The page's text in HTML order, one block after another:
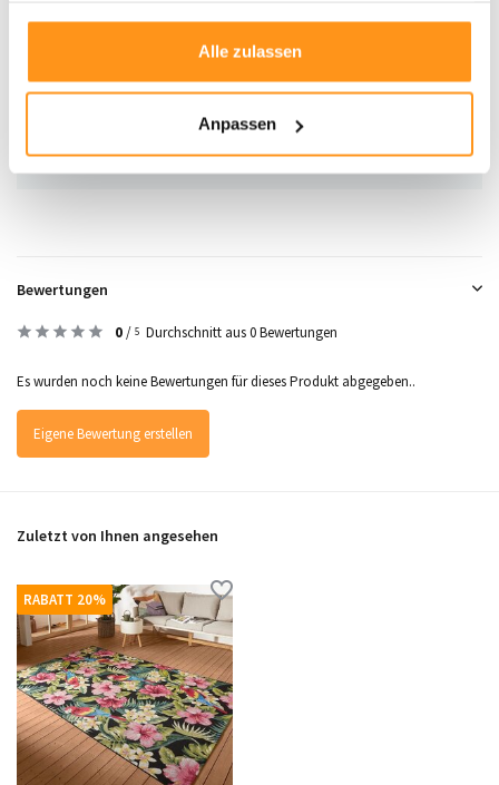
gesammelt haben.
Alle zulassen
Anpassen
drinnen als auch draußen einezeitlose Schönheit!
Bewertungen
0/ 5 Durchschnitt aus 0 Bewertungen
Es wurden noch keine Bewertungen für dieses Produkt abgegeben..
Eigene Bewertung erstellen
Zuletzt von Ihnen angesehen
RABATT 20%